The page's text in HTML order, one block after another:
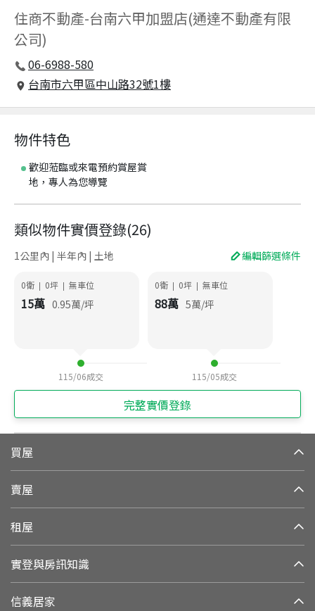
住商不動產-台南六甲加盟店(通達不動產有限
公司)
06-6988-580
台南市六甲區中山路32號1樓
物件特色
歡迎蒞臨或來電預約賞屋賞
地，專人為您導覽
類似物件實價登錄(26)
1公里內 | 半年內 | 土地 編輯篩選條件
0衛 | 0坪 | 無車位
15萬 0.95萬/坪
115/06成交
0衛 | 0坪 | 無車位
88萬 5萬/坪
115/05成交
完整實價登錄
買屋
賣屋
租屋
實登與房訊知識
信義居家